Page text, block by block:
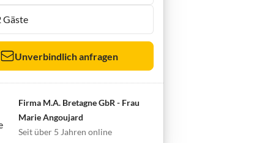
Unverbindlich anfragen
Firma M.A. Bretagne GbR - Frau
Marie Angoujard
Seit über 5 Jahren online